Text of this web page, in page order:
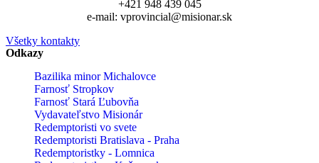
+421 948 439 045
e-mail: vprovincial@misionar.sk
Všetky kontakty
Odkazy
Bazilika minor Michalovce
Farnosť Stropkov
Farnosť Stará Ľubovňa
Vydavateľstvo Misionár
Redemptoristi vo svete
Redemptoristi Bratislava - Praha
Redemptoristky - Lomnica